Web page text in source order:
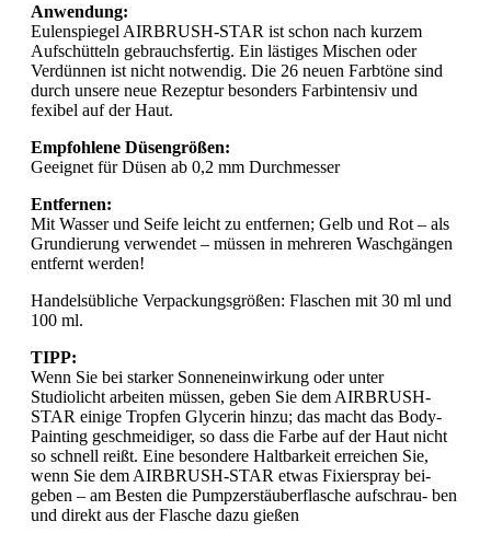
Anwendung:
Eulenspiegel AIRBRUSH-STAR ist schon nach kurzem
Aufschütteln gebrauchsfertig. Ein lästiges Mischen oder
Verdünnen ist nicht notwendig. Die 26 neuen Farbtöne sind
durch unsere neue Rezeptur besonders Farbintensiv und
fexibel auf der Haut.
Empfohlene Düsengrößen:
Geeignet für Düsen ab 0,2 mm Durchmesser
Entfernen:
Mit Wasser und Seife leicht zu entfernen; Gelb und Rot – als
Grundierung verwendet – müssen in mehreren Waschgängen
entfernt werden!
Handelsübliche Verpackungsgrößen: Flaschen mit 30 ml und
100 ml.
TIPP:
Wenn Sie bei starker Sonneneinwirkung oder unter
Studiolicht arbeiten müssen, geben Sie dem AIRBRUSH-
STAR einige Tropfen Glycerin hinzu; das macht das Body-
Painting geschmeidiger, so dass die Farbe auf der Haut nicht
so schnell reißt. Eine besondere Haltbarkeit erreichen Sie,
wenn Sie dem AIRBRUSH-STAR etwas Fixierspray bei-
geben – am Besten die Pumpzerstäuberflasche aufschrau- ben
und direkt aus der Flasche dazu gießen